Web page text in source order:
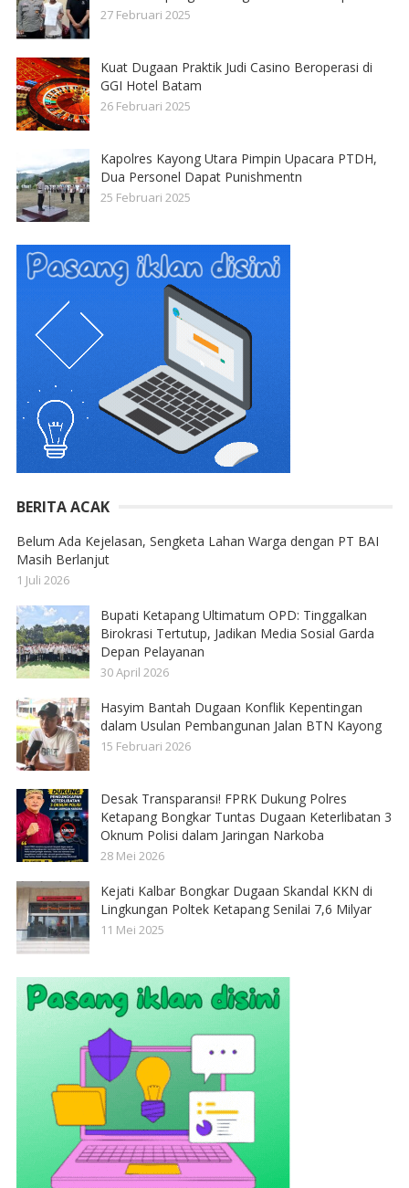
27 Februari 2025
Kuat Dugaan Praktik Judi Casino Beroperasi di
GGI Hotel Batam
26 Februari 2025
Kapolres Kayong Utara Pimpin Upacara PTDH,
Dua Personel Dapat Punishmentn
25 Februari 2025
BERITA ACAK
Belum Ada Kejelasan, Sengketa Lahan Warga dengan PT BAI
Masih Berlanjut
1 Juli 2026
Bupati Ketapang Ultimatum OPD: Tinggalkan
Birokrasi Tertutup, Jadikan Media Sosial Garda
Depan Pelayanan
30 April 2026
Hasyim Bantah Dugaan Konflik Kepentingan
dalam Usulan Pembangunan Jalan BTN Kayong
15 Februari 2026
Desak Transparansi! FPRK Dukung Polres
Ketapang Bongkar Tuntas Dugaan Keterlibatan 3
Oknum Polisi dalam Jaringan Narkoba
28 Mei 2026
Kejati Kalbar Bongkar Dugaan Skandal KKN di
Lingkungan Poltek Ketapang Senilai 7,6 Milyar
11 Mei 2025